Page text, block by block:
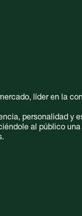
líder en la
personalidad y
al público